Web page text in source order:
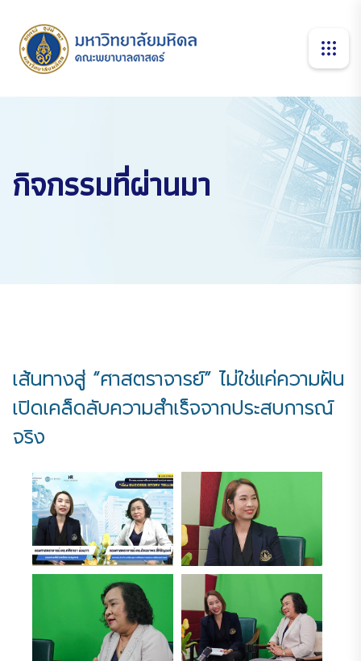
กิจกรรมที่ผ่านมา
เส้นทางสู่ “ศาสตราจารย์” ไม่ใช่แค่ความฝัน
เปิดเคล็ดลับความสำเร็จจากประสบการณ์
จริง